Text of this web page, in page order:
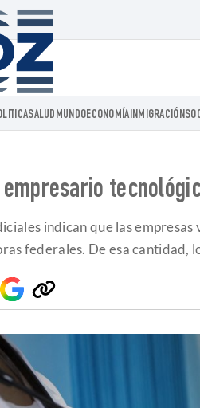
Voz.us
SALUD MUNDOECONOMÍAINMIGRACIÓN
indican que las
federales. De esa cantidad,
Google
Discover
Copiar
enlace